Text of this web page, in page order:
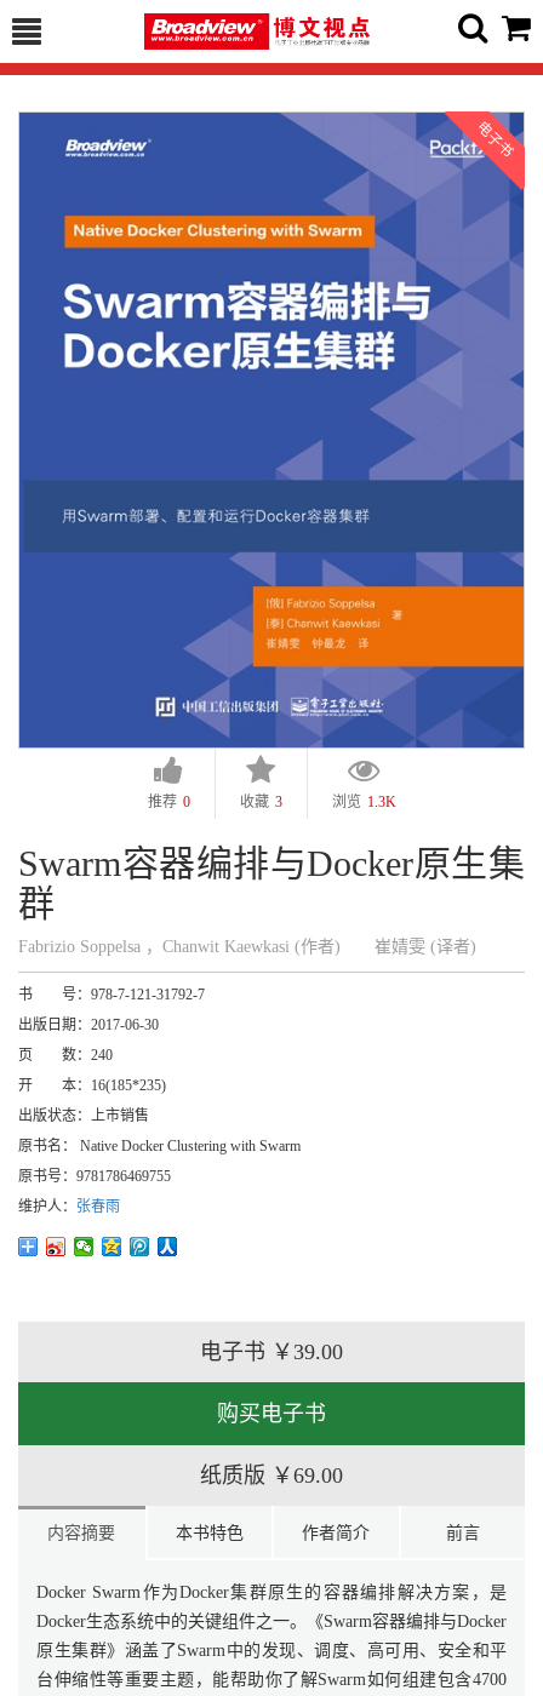
推荐 0 收藏 3 浏览 1.3K
Swarm容器编排与Docker原生集
群
Fabrizio Soppelsa ，Chanwit Kaewkasi (作者) 崔婧雯 (译者)
书 号： 978-7-121-31792-7
出版日期： 2017-06-30
页 数： 240
开 本： 16(185*235)
出版状态： 上市销售
原书名：
Native Docker Clustering with Swarm
原书号： 9781786469755
维护人： 张春雨
电子书 ￥39.00
购买电子书
纸质版 ￥69.00
内容摘要 本书特色 作者简介 前言
Docker Swarm作为Docker集群原生的容器编排解决方案，是
Docker生态系统中的关键组件之一。《Swarm容器编排与Docker
原生集群》涵盖了Swarm中的发现、调度、高可用、安全和平
台伸缩性等重要主题，能帮助你了解Swarm如何组建包含4700